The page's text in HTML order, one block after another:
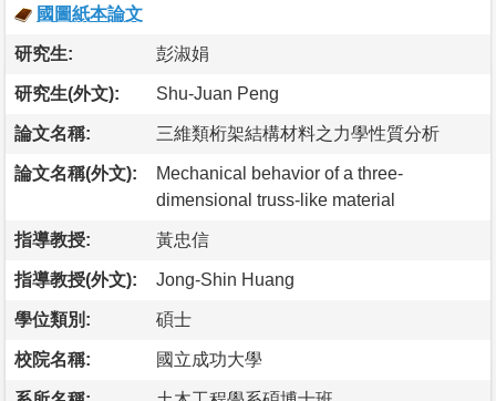
國圖紙本論文
研究生: 彭淑娟
研究生(外文): Shu-Juan Peng
論文名稱: 三維類桁架結構材料之力學性質分析
論文名稱(外文):
Mechanical behavior of a three-
dimensional truss-like material
指導教授: 黃忠信
指導教授(外文): Jong-Shin Huang
學位類別: 碩士
校院名稱: 國立成功大學